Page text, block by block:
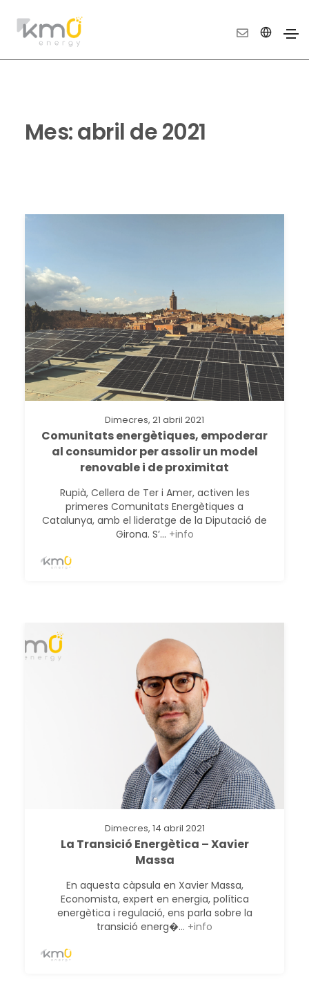
Mes:abril de 2021
Dimecres, 21 abril 2021
Comunitats energètiques, empoderar
al consumidor per assolir un model
renovable i de proximitat
Rupià, Cellera de Ter i Amer, activen les
primeres Comunitats Energètiques a
Catalunya, amb el lideratge de la Diputació de
Girona. S’... +info
Dimecres, 14 abril 2021
La Transició Energètica – Xavier
Massa
En aquesta càpsula en Xavier Massa,
Economista, expert en energia, política
energètica i regulació, ens parla sobre la
transició energ�... +info